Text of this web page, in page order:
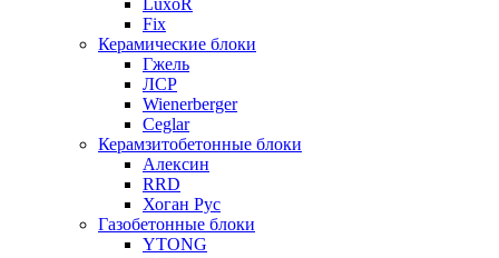
LuxoR
Fix
Керамические блоки
Гжель
ЛСР
Wienerberger
Ceglar
Керамзитобетонные блоки
Алексин
RRD
Хоган Рус
Газобетонные блоки
YTONG